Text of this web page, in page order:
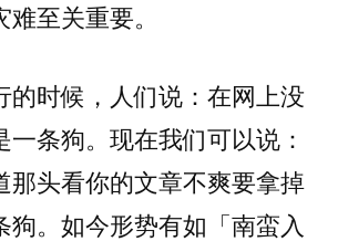
至关重要。
的时候，人们说：在网上没
一条狗。现在我们可以说：
那头看你的文章不爽要拿掉
狗。如今形势有如「南蛮入